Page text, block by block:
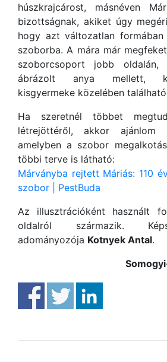
húszkrajcárost, másnéven
bizottságnak, akiket úgy
hogy azt változatlan
szoborba. A mára már
szoborcsoport jobb oldalán,
ábrázolt anya mellett,
kisgyermeke közelében
Ha szeretnél többet
létrejöttéről, akkor
amelyben a szobor
többi terve is látható:
Márványba rejtett Máriás: 110
szobor | PestBuda
Az illusztrációként használt
oldalról származik.
adományozója Kotnyek Antal.